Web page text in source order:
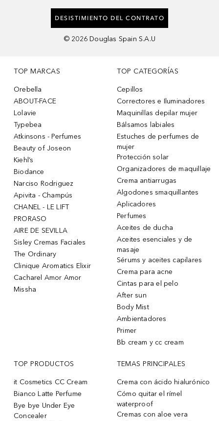
DESISTIMIENTO DEL CONTRATO
© 2026 Douglas Spain S.A.U
TOP MARCAS
Orebella
ABOUT-FACE
Lolavie
Typebea
Atkinsons - Perfumes
Beauty of Joseon
Kiehl’s
Biodance
Narciso Rodriguez
Apivita - Champús
CHANEL - LE LIFT
PRORASO
AIRE DE SEVILLA
Sisley Cremas Faciales
The Ordinary
Clinique Aromatics Elixir
Cacharel Amor Amor
Missha
TOP CATEGORÍAS
Cepillos
Correctores e Iluminadores
Maquinillas depilar mujer
Bálsamos labiales
Estuches de perfumes de
mujer
Protección solar
Organizadores de maquillaje
Crema antiarrugas
Algodones smaquillantes
Aplicadores
Perfumes
Aceites de ducha
Aceites esenciales y de
masaje
Sérums y aceites capilares
Crema para acne
Cintas para el pelo
After sun
Body Mist
Ambientadores
Primer
Bb cream y cc cream
TOP PRODUCTOS
it Cosmetics CC Cream
Bianco Latte Perfume
Bye bye Under Eye
Concealer
TEMAS PRINCIPALES
Crema con ácido hialurónico
Cómo quitar el rímel
waterproof
Cremas con aloe vera